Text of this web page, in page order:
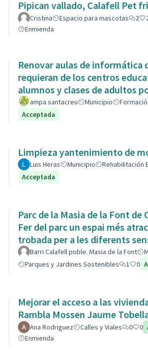
Pipican vallado, Calafell
Cristina Espacio para mascotas 2
Enmienda
Renovar aulas de informática
requieran de los centros
alumnos y clases de adultos
ampa santacreu Municipio
Acceptada
Limpieza yantenimiento de
Luis Heras Municipio Rehabilitación
Acceptada
Parc de la Masia de la Font de
Fer del parc un espai més
trobada per a les diferents
barri.Barri Calafell poble. Masia de la Font
Parques y Jardines Sostenibles
1 0
Mejorar el acceso a las viviendas sitas en
Rambla Mossen Jaume
Ana Rodriguez Calles y Viales 0 0
Enmienda